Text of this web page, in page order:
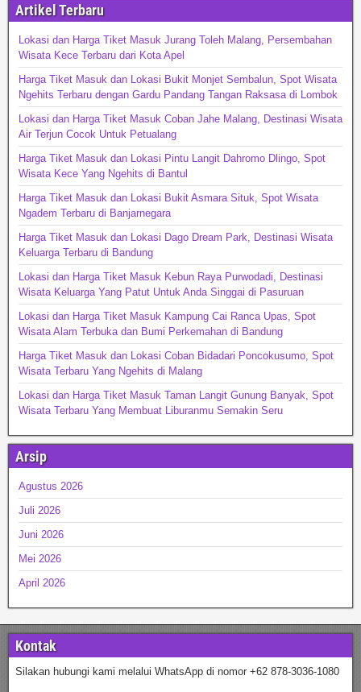
Artikel Terbaru
Lokasi dan Harga Tiket Masuk Jurang Toleh Malang, Persembahan
Wisata Kece Terbaru dari Kota Apel
Harga Tiket Masuk dan Lokasi Bukit Monjet Sembalun, Spot Wisata
Ngehits Terbaru dengan Gardu Pandang Tangan Raksasa di Lombok
Lokasi dan Harga Tiket Masuk Coban Jahe Malang, Destinasi Wisata
Air Terjun Cocok Untuk Petualang
Harga Tiket Masuk dan Lokasi Pintu Langit Dahromo Dlingo, Spot
Wisata Kece Yang Ngehits di Bantul
Harga Tiket Masuk dan Lokasi Bukit Asmara Situk, Spot Wisata
Ngadem Terbaru di Banjarnegara
Harga Tiket Masuk dan Lokasi Dago Dream Park, Destinasi Wisata
Keluarga Terbaru di Bandung
Lokasi dan Harga Tiket Masuk Kebun Raya Purwodadi, Destinasi
Wisata Keluarga Yang Patut Untuk Anda Singgai di Pasuruan
Lokasi dan Harga Tiket Masuk Kampung Cai Ranca Upas, Spot
Wisata Alam Terbuka dan Bumi Perkemahan di Bandung
Harga Tiket Masuk dan Lokasi Coban Bidadari Poncokusumo, Spot
Wisata Terbaru Yang Ngehits di Malang
Lokasi dan Harga Tiket Masuk Taman Langit Gunung Banyak, Spot
Wisata Terbaru Yang Membuat Liburanmu Semakin Seru
Arsip
Agustus 2026
Juli 2026
Juni 2026
Mei 2026
April 2026
Kontak
Silakan hubungi kami melalui WhatsApp di nomor +62 878-3036-1080